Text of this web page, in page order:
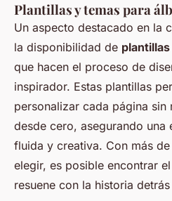
Plantillas y temas para
Un aspecto destacado en la
la disponibilidad de
que hacen el proceso de
inspirador. Estas plantillas
personalizar cada página
desde cero, asegurando una
fluida y creativa. Con más
elegir, es posible encontrar
resuene con la historia